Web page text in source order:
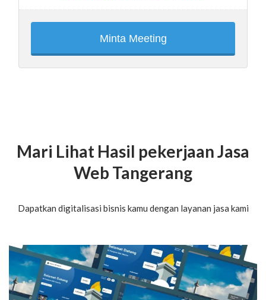
Minta Meeting
Mari Lihat Hasil pekerjaan Jasa
Web Tangerang
Dapatkan digitalisasi bisnis kamu dengan layanan jasa kami